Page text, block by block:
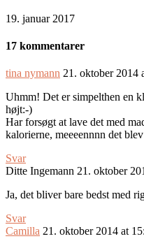
19. januar 2017
17 kommentarer
tina nymann 21. oktober 2014
Uhmm! Det er simpelthen en
højt:-)
Har forsøgt at lave det med
kalorierne, meeeennnn det
Svar
Ditte Ingemann 21. oktober
Ja, det bliver bare bedst med
Svar
Camilla 21. oktober 2014 at